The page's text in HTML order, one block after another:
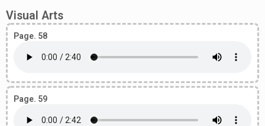
Visual Arts
Page. 58
Page. 59